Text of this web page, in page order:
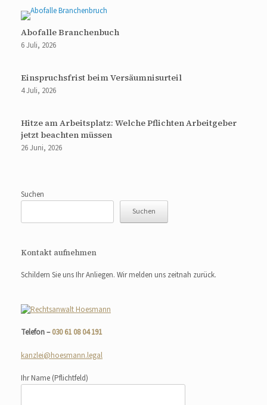
Abofalle Branchenbuch
6 Juli, 2026
Einspruchsfrist beim Versäumnisurteil
4 Juli, 2026
Hitze am Arbeitsplatz: Welche Pflichten Arbeitgeber
jetzt beachten müssen
26 Juni, 2026
Suchen
Suchen
Kontakt aufnehmen
Schildern Sie uns Ihr Anliegen. Wir melden uns zeitnah zurück.
Telefon –030 61 08 04 191
kanzlei@hoesmann.legal
Ihr Name (Pflichtfeld)